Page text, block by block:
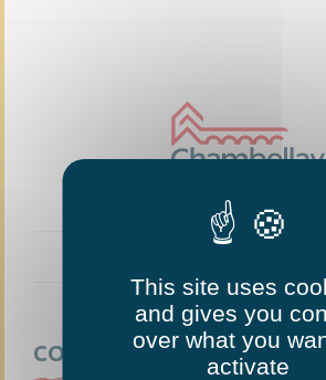
CONTACTEZ-NOUS
This site uses
and gives you
over what you
activate